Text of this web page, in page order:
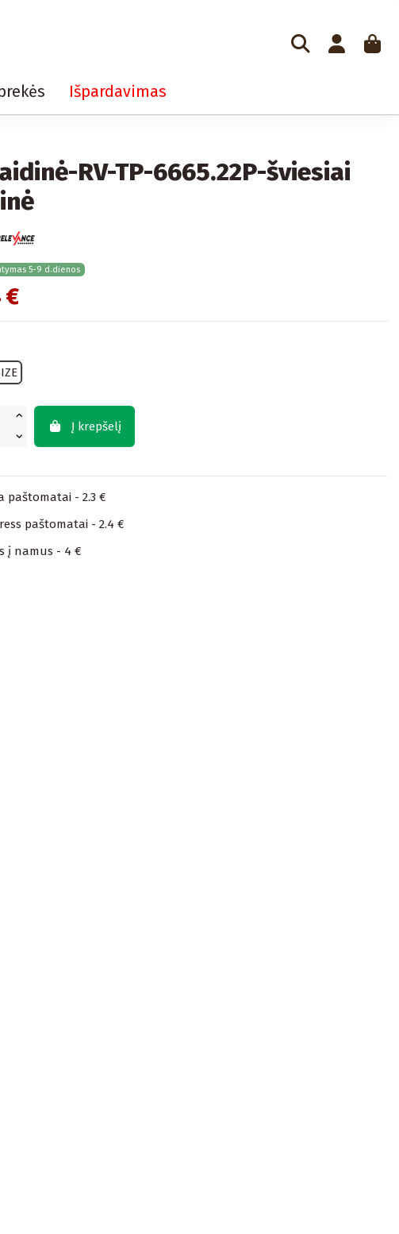
Išpardavimas
RV-TP-6665.22P-šviesiai
5-9 d.dienos
€
Į krepšelį
paštomatai - 2.3 €
paštomatai - 2.4 €
į namus - 4 €